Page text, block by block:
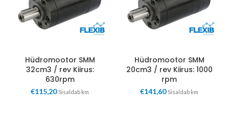
Hüdromootor SMM
32cm3 / rev Kiirus:
630rpm
€115,20 Sisaldab km
Hüdromootor SMM
20cm3 / rev Kiirus: 1000
rpm
€141,60 Sisaldab km